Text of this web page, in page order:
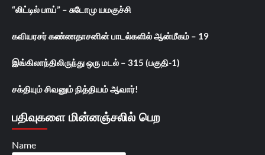
“லிட்டில் பாய்” – சுடோமு யமகுச்சி
கவியரசர் கண்ணதாசனின் பாடல்களில் ஆன்மீகம் – 19
இங்கிலாந்திலிருந்து ஒரு மடல் – 315 (பகுதி-1)
சக்தியும் சிவனும் நித்தியம் ஆவார்!
பதிவுகளை மின்னஞ்சலில் பெற
Name